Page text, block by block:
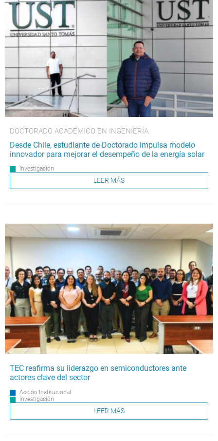
DOCTORADO ACADÉMICO EN INGENIERÍA
Desde Chile, estudiante de Doctorado impulsa modelo
innovador para mejorar el desempeño de la energía solar
Investigación
LEER MÁS
TEC reafirma su liderazgo en semiconductores ante
actores clave del sector
Acción Institucional
Investigación
LEER MÁS